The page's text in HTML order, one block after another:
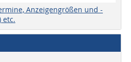
Anzeigengrößen und -
etc.